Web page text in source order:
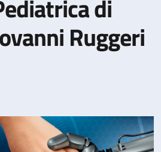
di
Ruggeri